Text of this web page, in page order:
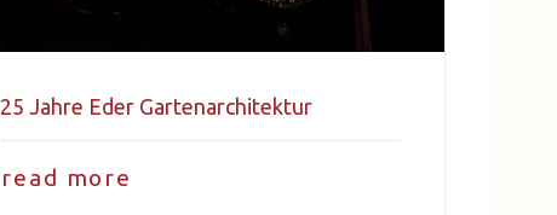
25 Jahre Eder Gartenarchitektur
read more